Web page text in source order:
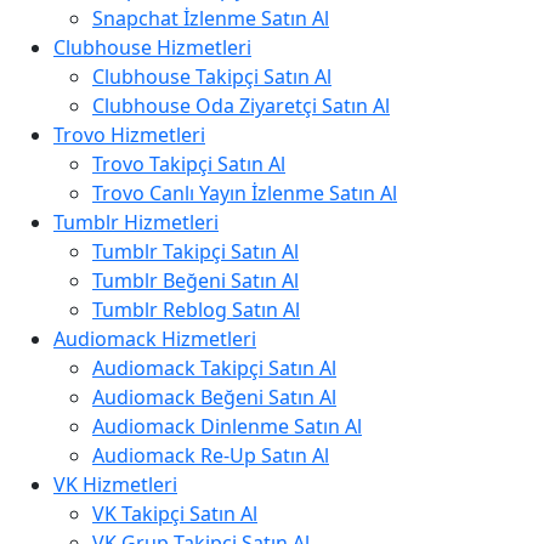
Snapchat İzlenme Satın Al
Clubhouse Hizmetleri
Clubhouse Takipçi Satın Al
Clubhouse Oda Ziyaretçi Satın Al
Trovo Hizmetleri
Trovo Takipçi Satın Al
Trovo Canlı Yayın İzlenme Satın Al
Tumblr Hizmetleri
Tumblr Takipçi Satın Al
Tumblr Beğeni Satın Al
Tumblr Reblog Satın Al
Audiomack Hizmetleri
Audiomack Takipçi Satın Al
Audiomack Beğeni Satın Al
Audiomack Dinlenme Satın Al
Audiomack Re-Up Satın Al
VK Hizmetleri
VK Takipçi Satın Al